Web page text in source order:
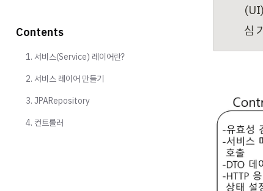
심
Contents
1. 서비스(Service) 레이어란?
2. 서비스 레이어 만들기
3. JPARepository
4. 컨트롤러